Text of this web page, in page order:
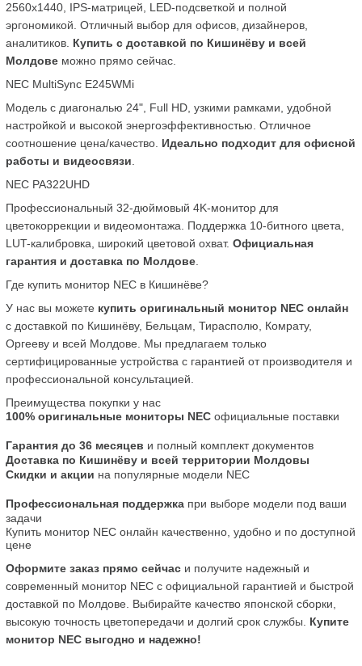
2560x1440, IPS-матрицей, LED-подсветкой и полной
эргономикой. Отличный выбор для офисов, дизайнеров,
аналитиков. Купить с доставкой по Кишинёву и всей
Молдове можно прямо сейчас.
NEC MultiSync E245WMi
Модель с диагональю 24", Full HD, узкими рамками, удобной
настройкой и высокой энергоэффективностью. Отличное
соотношение цена/качество. Идеально подходит для офисной
работы и видеосвязи
NEC PA322UHD
Профессиональный 32-дюймовый 4K-монитор для
цветокоррекции и видеомонтажа. Поддержка 10-битного цвета,
LUT-калибровка, широкий цветовой охват. Официальная
гарантия и доставка по Молдове
Где купить монитор NEC в Кишинёве?
У нас вы можете купить оригинальный монитор NEC онлайн
с доставкой по Кишинёву, Бельцам, Тирасполю, Комрату,
Оргееву и всей Молдове. Мы предлагаем только
сертифицированные устройства с гарантией от производителя и
профессиональной консультацией.
Преимущества покупки у нас
100% оригинальные мониторы NEC официальные поставки
Гарантия до 36 месяцев и полный комплект документов
Доставка по Кишинёву и всей территории Молдовы
Скидки и акции на популярные модели NEC
Профессиональная поддержка при выборе модели под ваши
задачи
Купить монитор NEC онлайн качественно, удобно и по доступной
цене
Оформите заказ прямо сейчас и получите надежный и
современный монитор NEC с официальной гарантией и быстрой
доставкой по Молдове. Выбирайте качество японской сборки,
высокую точность цветопередачи и долгий срок службы. Купите
монитор NEC выгодно и надежно!